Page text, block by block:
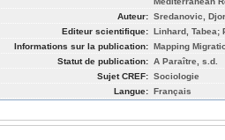
Auteur: Sredanovic,
Editeur scientifique: Linhard, Tabea;
Informations sur la publication: Mapping
Statut de publication: A Paraître, s.d.
Sujet CREF: Sociologie
Langue: Français